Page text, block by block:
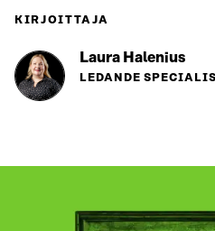
KIRJOITTAJA
Laura Halenius
LEDANDE